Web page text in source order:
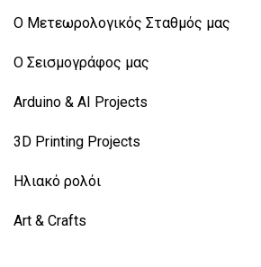
Ο Μετεωρολογικός Σταθμός μας
Ο Σεισμογράφος μας
Arduino & AI Projects
3D Printing Projects
Ηλιακό ρολόι
Art & Crafts